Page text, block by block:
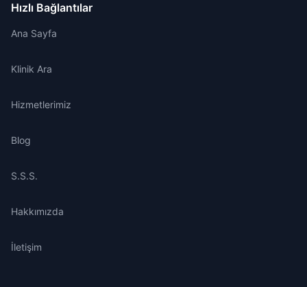
Hızlı Bağlantılar
Ana Sayfa
Klinik Ara
Hizmetlerimiz
Blog
S.S.S.
Hakkımızda
İletişim